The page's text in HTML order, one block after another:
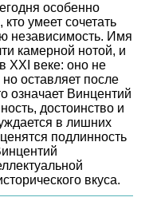
особенно
умеет сочетать
независимость. Имя
камерной нотой, и
XXI веке: оно не
оставляет после
означает Винцентий
достоинство и
в лишних
подлинность
вкуса.